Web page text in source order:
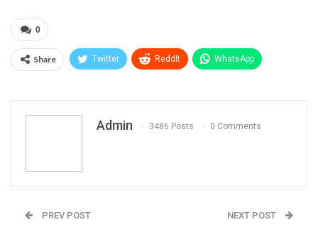
0
Share Twitter ReddIt WhatsApp
Admin 3486 Posts 0 Comments
PREV POST NEXT POST